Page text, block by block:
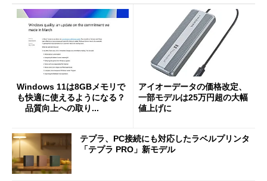
Windows 11は8GBメモリで
も快適に使えるようになる？
品質向上への取り...
アイオーデータの価格改定、
一部モデルは25万円超の大幅
値上げに
テプラ、PC接続にも対応したラベルプリンタ
「テプラ PRO」新モデル